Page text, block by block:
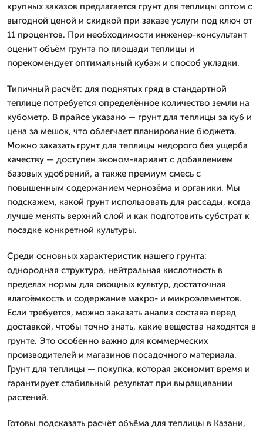
крупных заказов предлагается грунт для теплицы оптом с
выгодной ценой и скидкой при заказе услуги под ключ от
11 процентов. При необходимости инженер-консультант
оценит объём грунта по площади теплицы и
порекомендует оптимальный кубаж и способ укладки.
Типичный расчёт: для поднятых гряд в стандартной
теплице потребуется определённое количество земли на
кубометр. В прайсе указано — грунт для теплицы за куб и
цена за мешок, что облегчает планирование бюджета.
Можно заказать грунт для теплицы недорого без ущерба
качеству — доступен эконом-вариант с добавлением
базовых удобрений, а также премиум смесь с
повышенным содержанием чернозёма и органики. Мы
подскажем, какой грунт использовать для рассады, когда
лучше менять верхний слой и как подготовить субстрат к
посадке конкретной культуры.
Среди основных характеристик нашего грунта:
однородная структура, нейтральная кислотность в
пределах нормы для овощных культур, достаточная
влагоёмкость и содержание макро- и микроэлементов.
Если требуется, можно заказать анализ состава перед
доставкой, чтобы точно знать, какие вещества находятся в
грунте. Это особенно важно для коммерческих
производителей и магазинов посадочного материала.
Грунт для теплицы — покупка, которая экономит время и
гарантирует стабильный результат при выращивании
растений.
Готовы подсказать расчёт объёма для теплицы в Казани,